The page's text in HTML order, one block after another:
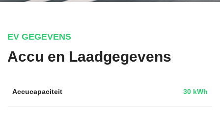
EV GEGEVENS
Accu en Laadgegevens
Accucapaciteit 30 kWh